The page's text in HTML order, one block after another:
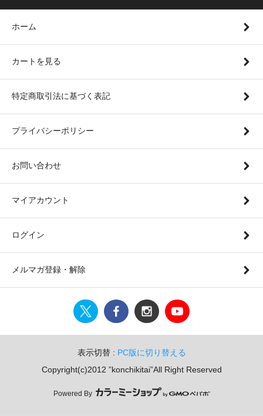
ホーム
カートを見る
特定商取引法に基づく表記
プライバシーポリシー
お問い合わせ
マイアカウント
ログイン
メルマガ登録・解除
表示切替 : PC版に切り替える
Copyright(c)2012 ”konchikitai”All Right Reserved
Powered By